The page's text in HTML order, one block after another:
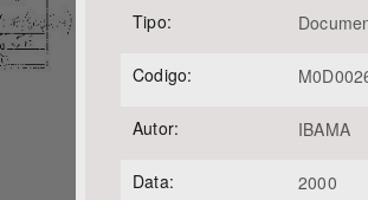
Tipo:
Codigo:
Autor: IBAMA
Data: 2000